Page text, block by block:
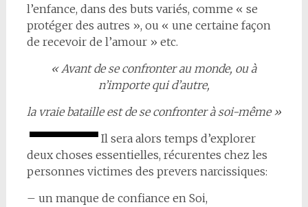
l’enfance, dans des buts variés, comme « se
protéger des autres », ou « une certaine façon
de recevoir de l’amour » etc.
« Avant de se confronter au monde, ou à
n’importe qui d’autre,
la vraie bataille est de se confronter à soi-même »
Il sera alors temps d’explorer
deux choses essentielles, récurentes chez les
personnes victimes des prevers narcissiques:
– un manque de confiance en Soi,